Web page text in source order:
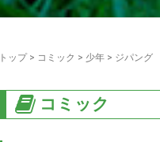
トップ> コミック > 少年 > ジパング
コミック